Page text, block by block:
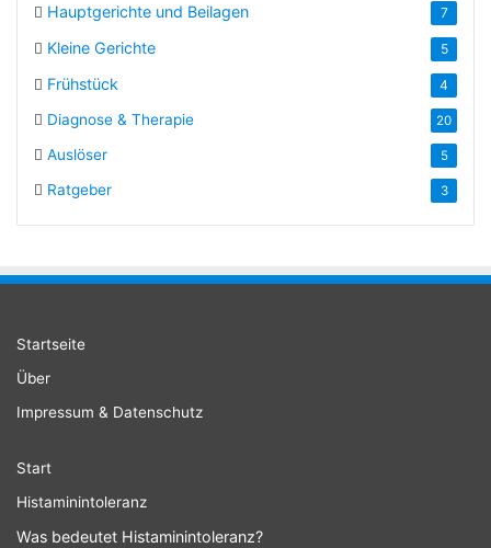
Hauptgerichte und Beilagen 7
Kleine Gerichte 5
Frühstück 4
Diagnose & Therapie 20
Auslöser 5
Ratgeber 3
Startseite
Über
Impressum & Datenschutz
Start
Histaminintoleranz
Was bedeutet Histaminintoleranz?